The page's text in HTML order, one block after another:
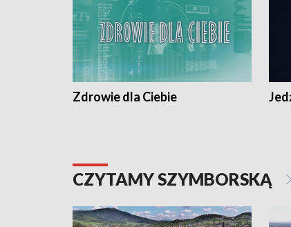
Zdrowie dla Ciebie
CZYTAMY SZYMBORSKĄ